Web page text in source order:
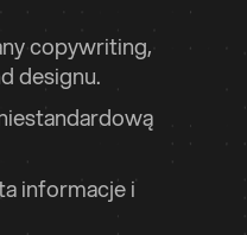
copywriting,
designu.
informacje i